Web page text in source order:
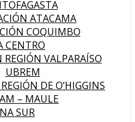
ATACAMA
COQUIMBO
CENTRO
REGIÓN VALPARAÍSO
UBREM
DE O’HIGGINS
– MAULE
SUR